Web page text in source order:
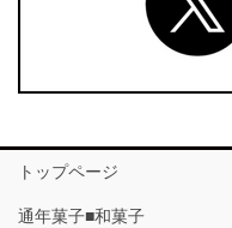
トップページ
通年菓子■和菓子